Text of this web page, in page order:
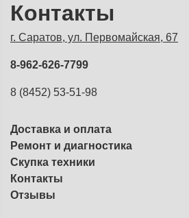
Контакты
г. Саратов, ул. Первомайская, 67
8-962-626-7799
8 (8452) 53-51-98
Доставка и оплата
Ремонт и диагностика
Скупка техники
Контакты
Отзывы